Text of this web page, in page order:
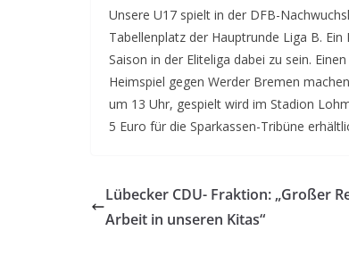
Unsere U17 spielt in der DFB-
Tabellenplatz der Hauptrunde Liga B.
Saison in der Eliteliga dabei zu sein.
Heimspiel gegen Werder Bremen
um 13 Uhr, gespielt wird im Stadion
5 Euro für die Sparkassen-Tribüne
Lübecker CDU- Fraktion: „Großer
Arbeit in unseren Kitas“